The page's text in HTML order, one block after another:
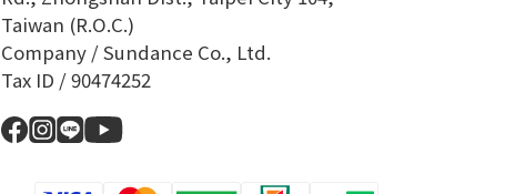
Taiwan (R.O.C.)
Company / Sundance Co., Ltd.
Tax ID / 90474252